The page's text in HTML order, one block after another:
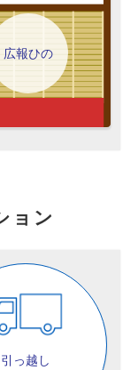
広報ひの
ョン
引っ越し